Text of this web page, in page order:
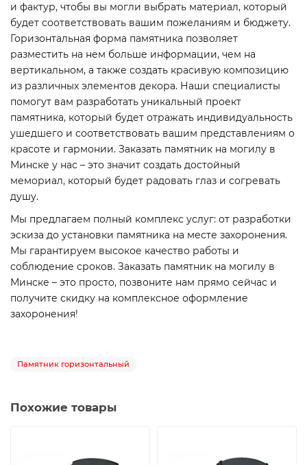
и фактур, чтобы вы могли выбрать материал, который
будет соответствовать вашим пожеланиям и бюджету.
Горизонтальная форма памятника позволяет
разместить на нем больше информации, чем на
вертикальном, а также создать красивую композицию
из различных элементов декора. Наши специалисты
помогут вам разработать уникальный проект
памятника, который будет отражать индивидуальность
ушедшего и соответствовать вашим представлениям о
красоте и гармонии. Заказать памятник на могилу в
Минске у нас – это значит создать достойный
мемориал, который будет радовать глаз и согревать
душу.
Мы предлагаем полный комплекс услуг: от разработки
эскиза до установки памятника на месте захоронения.
Мы гарантируем высокое качество работы и
соблюдение сроков. Заказать памятник на могилу в
Минске – это просто, позвоните нам прямо сейчас и
получите скидку на комплексное оформление
захоронения!
Памятник горизонтальный
Похожие товары